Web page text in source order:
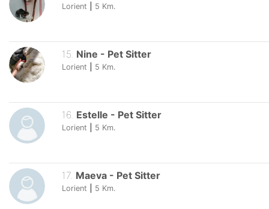
Lorient 5 Km.
15 Nine - Pet Sitter
Lorient 5 Km.
16 Estelle - Pet Sitter
Lorient 5 Km.
17. Maeva - Pet Sitter
Lorient 5 Km.